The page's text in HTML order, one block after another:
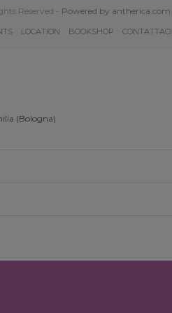
Reserved - Powered by antherica.com
LOCATION BOOKSHOP CONTATTACI
(Bologna)